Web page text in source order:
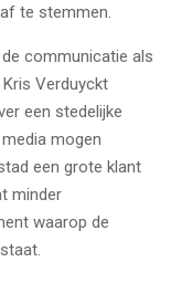
te stemmen.
communicatie als
Verduyckt
een stedelijke
mogen
een grote klant
minder
waarop de